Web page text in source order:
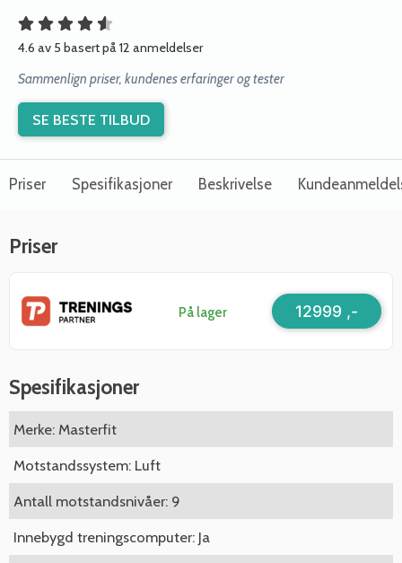
4.6 av 5 basert på 12 anmeldelser
Sammenlign priser, kundenes erfaringer og tester
SE BESTE TILBUD
Priser Spesifikasjoner Beskrivelse
Priser
På lager 12999 ,-
Spesifikasjoner
Merke: Masterfit
Motstandssystem: Luft
Antall motstandsnivåer: 9
Innebygd treningscomputer: Ja